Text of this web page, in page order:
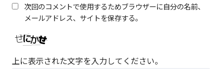
次回のコメントで使用するためブラウザーに自分の名前、
メールアドレス、サイトを保存する。
上に表示された文字を入力してください。